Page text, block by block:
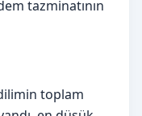
tazminatının
toplam